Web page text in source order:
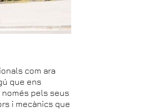
com ara
que ens
només pels seus
i mecànics que